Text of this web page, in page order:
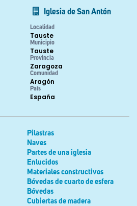
Iglesia de San Antón
Localidad
Tauste
Municipio
Tauste
Provincia
Zaragoza
Comunidad
Aragón
País
España
Pilastras
Naves
Partes de una iglesia
Enlucidos
Materiales constructivos
Bóvedas de cuarto de esfera
Bóvedas
Cubiertas de madera